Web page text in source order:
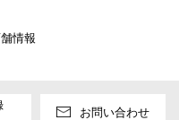
情報
お問い合わせ